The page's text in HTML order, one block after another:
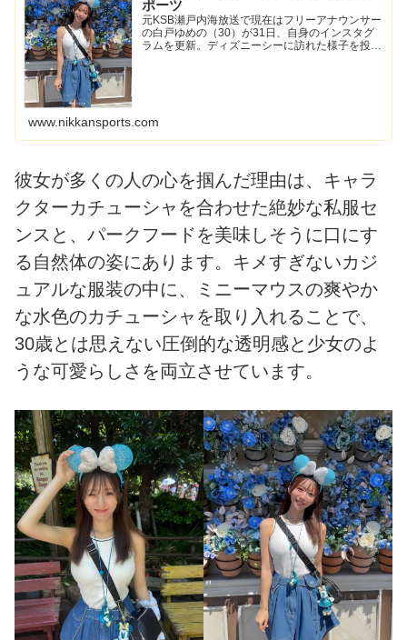
ポーツ
元KSB瀬戸内海放送で現在はフリーアナウンサー
の白戸ゆめの（30）が31日、自身のインスタグ
ラムを更新。ディズニーシーに訪れた様子を投稿
www.nikkansports.com
彼女が多くの人の心を掴んだ理由は、キャラ
クターカチューシャを合わせた絶妙な私服セ
ンスと、パークフードを美味しそうに口にす
る自然体の姿にあります。キメすぎないカジ
ュアルな服装の中に、ミニーマウスの爽やか
な水色のカチューシャを取り入れることで、
30歳とは思えない圧倒的な透明感と少女のよ
うな可愛らしさを両立させています。